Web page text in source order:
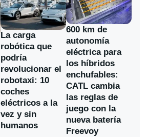
La carga
robótica que
podría
revolucionar el
robotaxi: 10
coches
eléctricos a la
vez y sin
humanos
600 km de
autonomía
eléctrica para
los híbridos
enchufables:
CATL cambia
las reglas de
juego con la
nueva batería
Freevoy